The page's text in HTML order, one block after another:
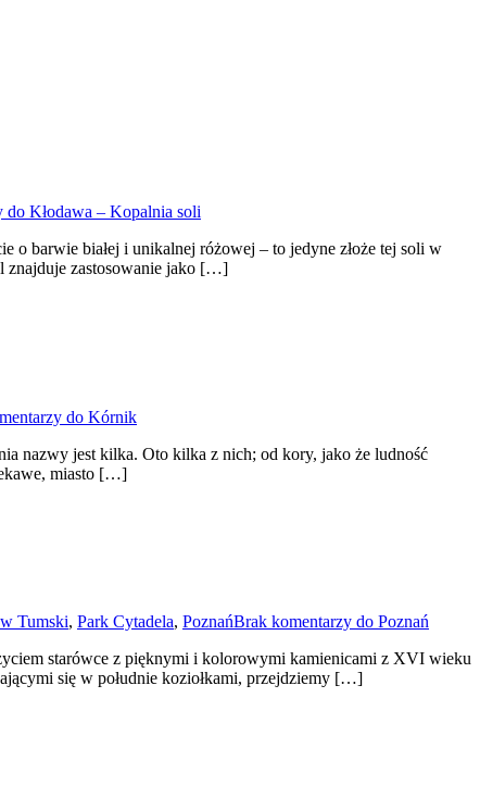
do Kłodawa – Kopalnia soli
o barwie białej i unikalnej różowej – to jedyne złoże tej soli w
znajduje zastosowanie jako […]
do Kórnik
nazwy jest kilka. Oto kilka z nich; od kory, jako że ludność
miasto […]
Tumski, Park Cytadela, PoznańBrak komentarzy do Poznań
starówce z pięknymi i kolorowymi kamienicami z XVI wieku
się w południe koziołkami, przejdziemy […]